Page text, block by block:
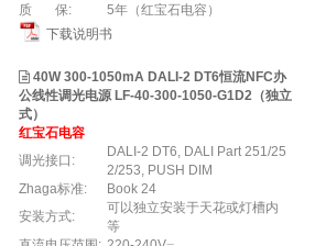
质 保:
5年（红宝石电容）
下载说明书
40W 300-1050mA DALI-2 DT6恒流NFC办
公线性调光电源 LF-40-300-1050-G1D2（独立
式）
红宝石电容
调光接口:
DALI-2 DT6, DALI Part 251/25
2/253, PUSH DIM
Zhaga标准:
Book 24
安装方式:
可以独立安装于天花或灯槽内
等